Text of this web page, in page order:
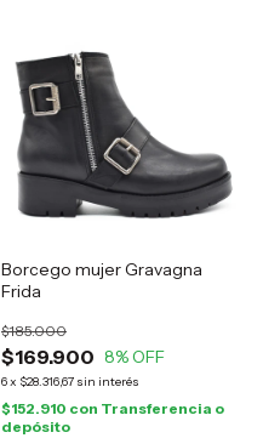
Borcego mujer Gravagna
Frida
$169.900
$185.000
8% OFF
6x $28.316,67 sin interés
$152.910 con Transferencia o
depósito